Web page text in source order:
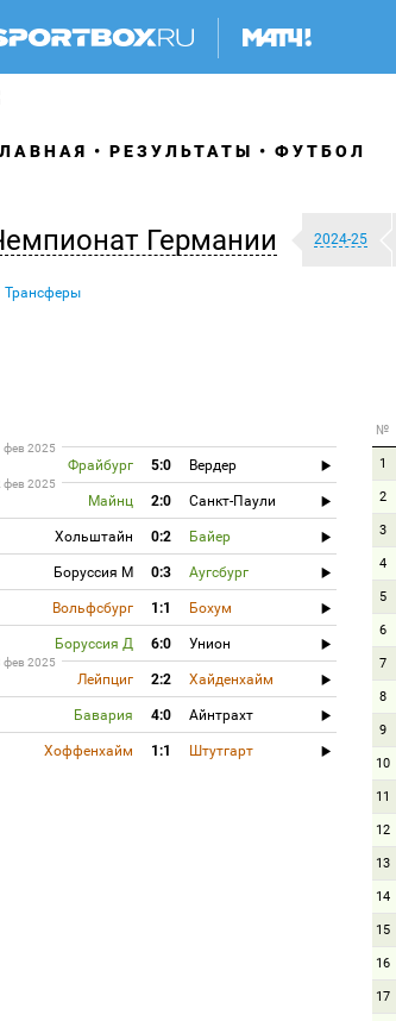
РЕЗУЛЬТАТЫ ФУТБОЛ
Германии 2024-25
Трансферы
фев 2025
Фрайбург 5:0 Вердер
фев 2025
Майнц 2:0 Санкт-Паули
Хольштайн 0:2 Байер
Боруссия М 0:3 Аугсбург
Вольфсбург 1:1 Бохум
Боруссия Д 6:0 Унион
фев 2025
Лейпциг 2:2 Хайденхайм
Бавария 4:0 Айнтрахт
Хоффенхайм 1:1 Штутгарт
№
1
2
3
4
5
6
7
8
9
10
11
12
13
14
15
16
17